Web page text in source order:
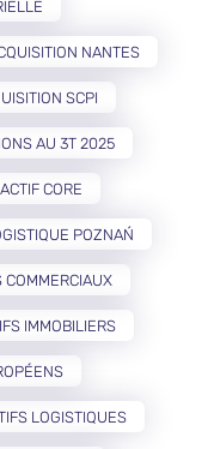
NANTES
SCPI
AU 3T 2025
ACTIF CORE
POZNAŃ
COMMERCIAUX
IMMOBILIERS
LOGISTIQUES